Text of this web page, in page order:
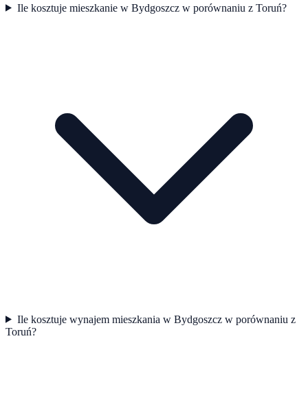
Ile kosztuje mieszkanie w Bydgoszcz w porównaniu z Toruń?
Ile kosztuje wynajem mieszkania w Bydgoszcz w porównaniu z
Toruń?